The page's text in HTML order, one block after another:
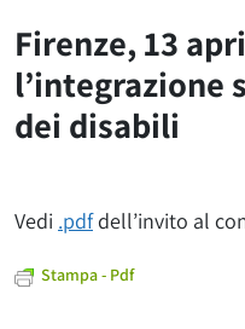
Firenze, 13
l’integrazione
dei disabili
Vedi .pdfdell’invito al
Stampa - Pdf